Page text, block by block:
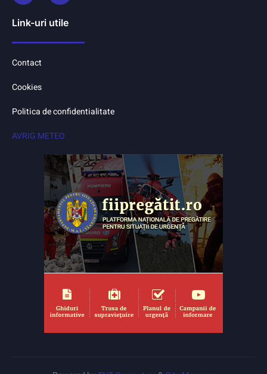
Link-uri utile
Contact
Cookies
Politica de confidentialitate
AVRIG METEO